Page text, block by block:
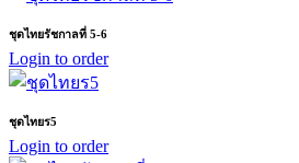
ชุดไทยรัชกาลที่ 5-6
Login to order
ชุดไทยร5
Login to order